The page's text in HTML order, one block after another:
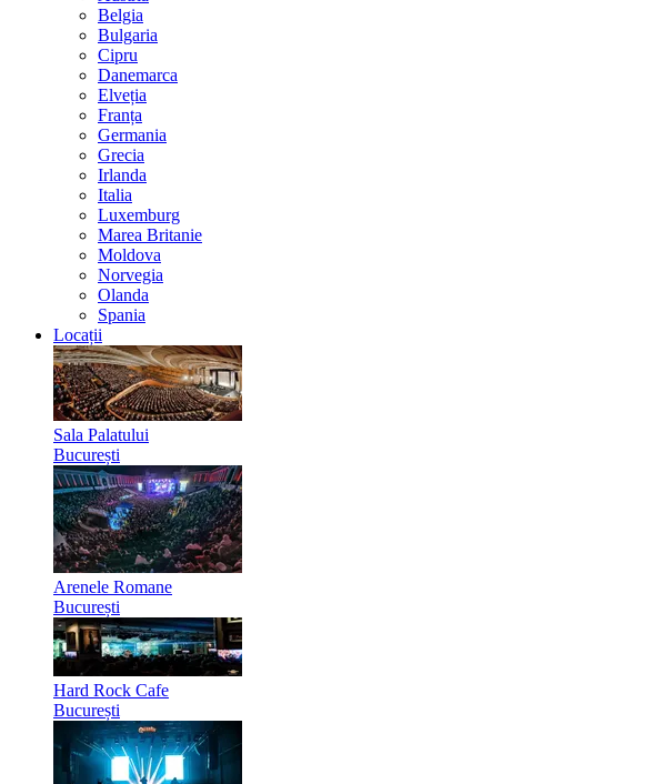
Belgia
Bulgaria
Cipru
Danemarca
Elveția
Franța
Germania
Grecia
Irlanda
Italia
Luxemburg
Marea Britanie
Moldova
Norvegia
Olanda
Spania
Locații
Sala Palatului
București
Arenele Romane
București
Hard Rock Cafe
București